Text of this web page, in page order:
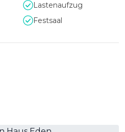
Lastenaufzug
Festsaal